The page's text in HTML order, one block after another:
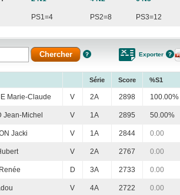
PS1=4 PS2=8 PS3=12
Exporter
Série Score %S1
Marie-Claude V 2A 2898 100.00%
Jean-Michel V 1A 2895 50.00%
Jacki V 1A 2844 0.00
V 2A 2767 0.00
D 3A 2733 0.00
V 4A 2722 0.00